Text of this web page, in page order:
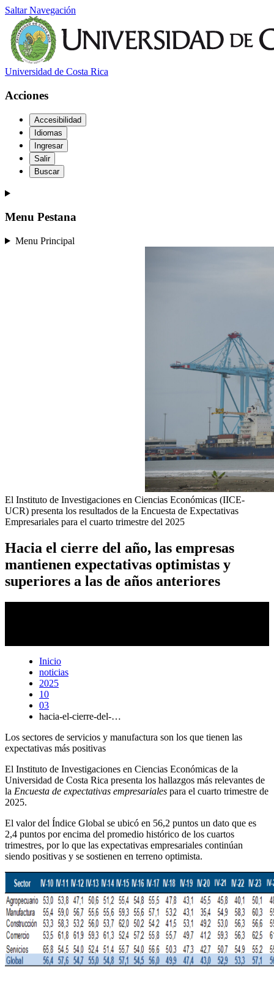
Saltar Navegación
Universidad de Costa Rica
Acciones
Accesibilidad
Idiomas
Ingresar
Salir
Buscar
Menu Pestana
Menu Principal
El Instituto de Investigaciones en Ciencias Económicas (IICE-
UCR) presenta los resultados de la Encuesta de Expectativas
Empresariales para el cuarto trimestre del 2025
Hacia el cierre del año, las empresas
mantienen expectativas optimistas y
superiores a las de años anteriores
Inicio
noticias
2025
10
03
hacia-el-cierre-del-…
Los sectores de servicios y manufactura son los que tienen las
expectativas más positivas
El Instituto de Investigaciones en Ciencias Económicas de la
Universidad de Costa Rica presenta los hallazgos más relevantes de
la Encuesta de expectativas empresariales para el cuarto trimestre de
2025.
El valor del Índice Global se ubicó en 56,2 puntos un dato que es
2,4 puntos por encima del promedio histórico de los cuartos
trimestres, por lo que las expectativas empresariales continúan
siendo positivas y se sostienen en terreno optimista.